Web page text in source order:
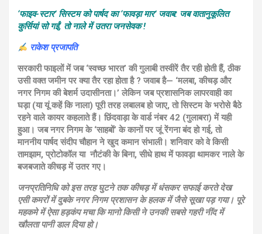
‘फाइव-स्टार’ सिस्टम को पार्षद का ‘फावड़ा मार’ जवाब: जब वातानुकूलित
कुर्सियां सो गईं, तो नाले में उतरा जनसेवक !
राकेश प्रजापति
सरकारी फाइलों में जब ‘स्वच्छ भारत’ की गुलाबी तस्वीरें तैर रही होती हैं, ठीक
उसी वक्त जमीन पर क्या तैर रहा होता है ? जवाब है— ‘मलबा, कीचड़ और
नगर निगम की बेशर्म उदासीनता।’ लेकिन जब प्रशासनिक लापरवाही का
घड़ा (या यूं कहें कि नाला) पूरी तरह लबालब हो जाए, तो सिस्टम के भरोसे बैठे
रहने वाले कायर कहलाते हैं। छिंदवाड़ा के वार्ड नंबर 42 (गुलाबरा) में यही
हुआ। जब नगर निगम के ‘साहबों’ के कानों पर जूं रेंगना बंद हो गई, तो
माननीय पार्षद संदीप चौहान ने खुद कमान संभाली। शनिवार को वे किसी
तामझाम, प्रोटोकॉल या नौटंकी के बिना, सीधे हाथ में फावड़ा थामकर नाले के
बजबजाते कीचड़ में उतर गए।
जनप्रतिनिधि को इस तरह घुटने तक कीचड़ में धंसकर सफाई करते देख
एसी कमरों में दुबके नगर निगम प्रशासन के हलक में जैसे सूखा पड़ गया। पूरे
महकमे में ऐसा हड़कंप मचा कि मानो किसी ने उनकी सबसे गहरी नींद में
खौलता पानी डाल दिया हो।